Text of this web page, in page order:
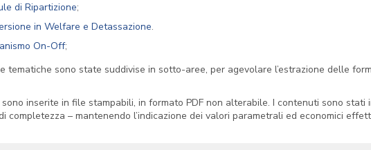
di Ripartizione;
in Welfare e Detassazione.
On-Off;
tematiche sono state suddivise in sotto-aree, per agevolare l’estrazione delle
inserite in file stampabili, in formato PDF non alterabile. I contenuti sono
completezza – mantenendo l’indicazione dei valori parametrali ed economici